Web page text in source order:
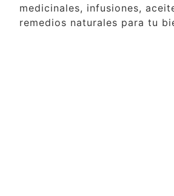
medicinales, infusiones,
remedios naturales para tu